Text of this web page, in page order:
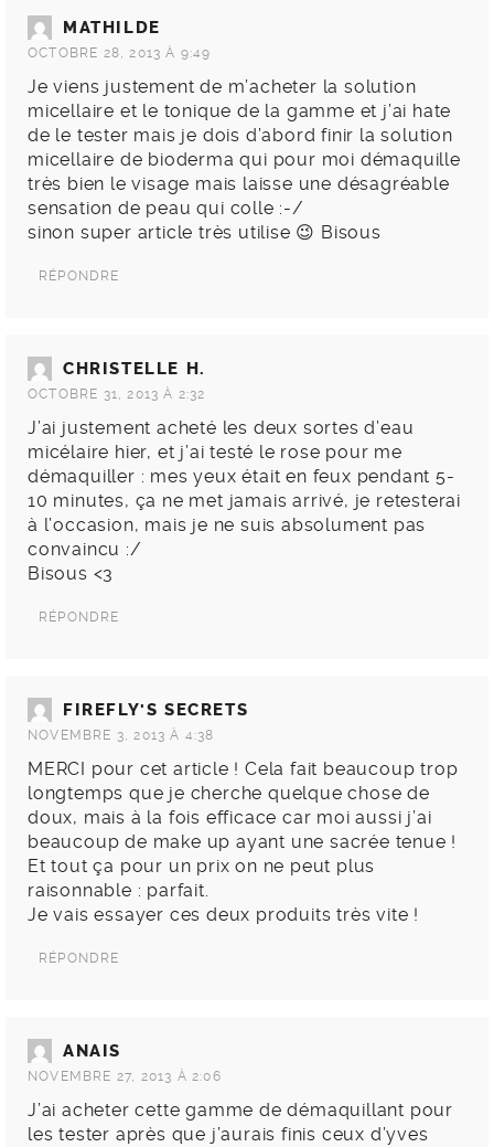
MATHILDE
OCTOBRE 28, 2013 À 9:49
Je viens justement de m’acheter la solution
micellaire et le tonique de la gamme et j’ai hate
de le tester mais je dois d’abord finir la solution
micellaire de bioderma qui pour moi démaquille
très bien le visage mais laisse une désagréable
sensation de peau qui colle :-/
sinon super article très utilise 😉 Bisous
RÉPONDRE
CHRISTELLE H.
OCTOBRE 31, 2013 À 2:32
J’ai justement acheté les deux sortes d’eau
micélaire hier, et j’ai testé le rose pour me
démaquiller : mes yeux était en feux pendant 5-
10 minutes, ça ne met jamais arrivé, je retesterai
à l’occasion, mais je ne suis absolument pas
convaincu :/
Bisous <3
RÉPONDRE
FIREFLY'S SECRETS
NOVEMBRE 3, 2013 À 4:38
MERCI pour cet article ! Cela fait beaucoup trop
longtemps que je cherche quelque chose de
doux, mais à la fois efficace car moi aussi j’ai
beaucoup de make up ayant une sacrée tenue !
Et tout ça pour un prix on ne peut plus
raisonnable : parfait.
Je vais essayer ces deux produits très vite !
RÉPONDRE
ANAIS
NOVEMBRE 27, 2013 À 2:06
J’ai acheter cette gamme de démaquillant pour
les tester après que j’aurais finis ceux d’yves